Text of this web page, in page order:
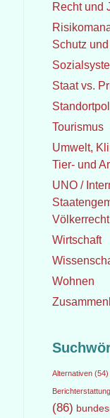
Recht und
Schutz
Staat vs.
Tourismus
Umwelt,
Tier- und
UNO /
Völkerrecht
Wirtschaft
Wohnen
Alternativen(54)
Berichterstattung
(86)